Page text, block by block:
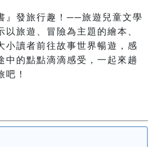
』發旅行趣！──旅遊兒童文學
以旅遊、冒險為主題的繪本、
小讀者前往故事世界暢遊，感
中的點點滴滴感受，一起來趟
吧！